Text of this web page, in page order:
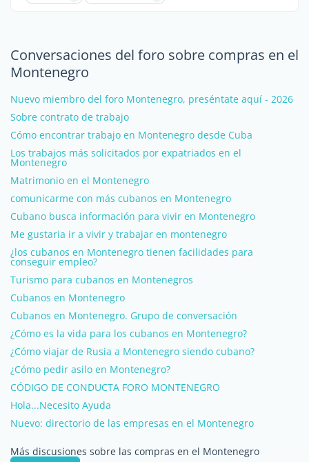
Conversaciones del foro sobre compras en el
Montenegro
Nuevo miembro del foro Montenegro, preséntate aquí - 2026
Sobre contrato de trabajo
Cómo encontrar trabajo en Montenegro desde Cuba
Los trabajos más solicitados por expatriados en el
Montenegro
Matrimonio en el Montenegro
comunicarme con más cubanos en Montenegro
Cubano busca información para vivir en Montenegro
Me gustaria ir a vivir y trabajar en montenegro
¿los cubanos en Montenegro tienen facilidades para
conseguir empleo?
Turismo para cubanos en Montenegros
Cubanos en Montenegro
Cubanos en Montenegro. Grupo de conversación
¿Cómo es la vida para los cubanos en Montenegro?
¿Cómo viajar de Rusia a Montenegro siendo cubano?
¿Cómo pedir asilo en Montenegro?
CÓDIGO DE CONDUCTA FORO MONTENEGRO
Hola...Necesito Ayuda
Nuevo: directorio de las empresas en el Montenegro
Más discusiones sobre las compras en el Montenegro